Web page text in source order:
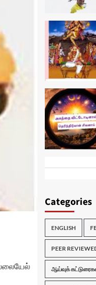
Categories
ENGLISH
PEER
ஆய்வுக்